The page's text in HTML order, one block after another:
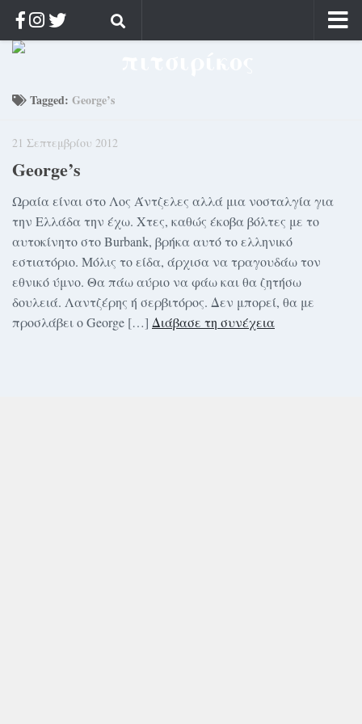
Αρχική
Κοσμαγάπητα
Ρίζα & Διάρκεια
Στοχασμοί & αποφθέγματα
Διαφήμιση
Γίνετε συνδρομητής
Μόνο για συνδρομητές
Log in
Tagged: George’s
21 Σεπτεμβρίου 2012
George’s
Ωραία είναι στο Λος Άντζελες αλλά μια νοσταλγία για
την Ελλάδα την έχω. Χτες, καθώς έκοβα βόλτες με το
αυτοκίνητο στο Burbank, βρήκα αυτό το ελληνικό
εστιατόριο. Μόλις το είδα, άρχισα να τραγουδάω τον
εθνικό ύμνο. Θα πάω αύριο να φάω και θα ζητήσω
δουλειά. Λαντζέρης ή σερβιτόρος. Δεν μπορεί, θα με
προσλάβει ο George […] Διάβασε τη συνέχεια